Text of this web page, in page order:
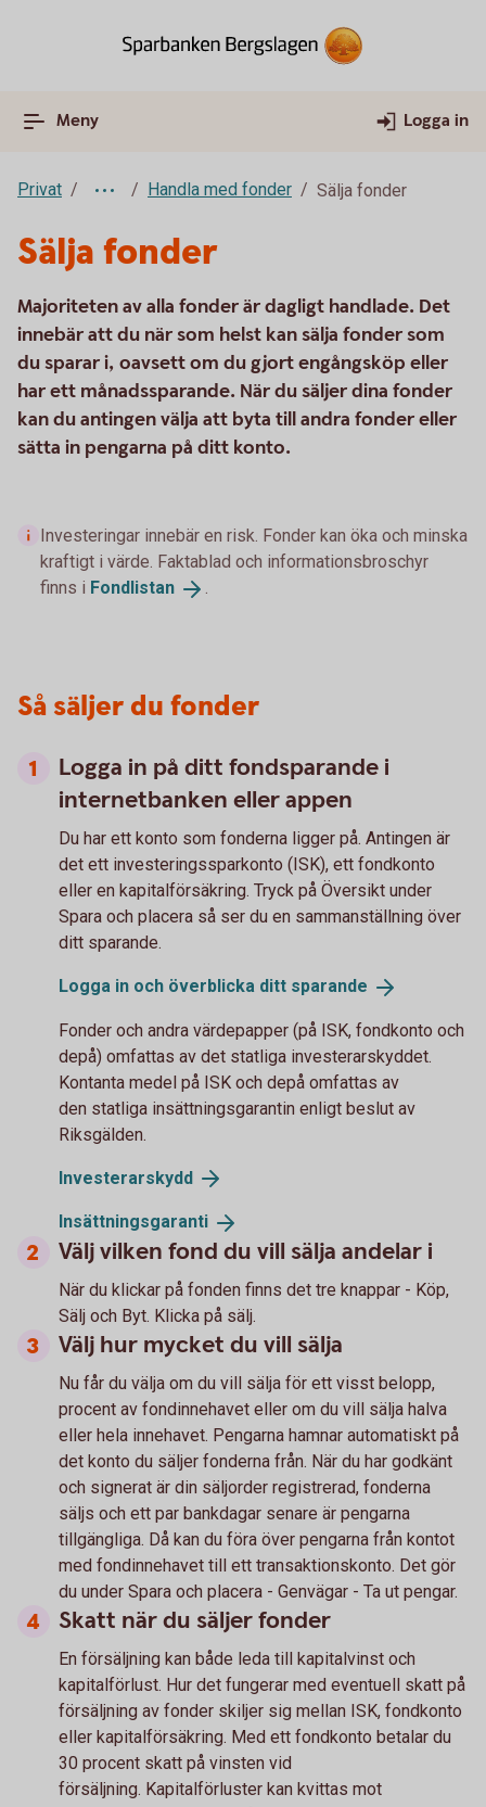
Meny Logga in
Privat Handla med fonder Sälja fonder
Sälja fonder
Majoriteten av alla fonder är dagligt handlade. Det
innebär att du när som helst kan sälja fonder som
du sparar i, oavsett om du gjort engångsköp eller
har ett månadssparande. När du säljer dina fonder
kan du antingen välja att byta till andra fonder eller
sätta in pengarna på ditt konto.
Investeringar innebär en risk. Fonder kan öka och minska
kraftigt i värde. Faktablad och informationsbroschyr
finns i Fondlistan .
Så säljer du fonder
Logga in på ditt fondsparande i
internetbanken eller appen
Du har ett konto som fonderna ligger på. Antingen är
det ett investeringssparkonto (ISK), ett fondkonto
eller en kapitalförsäkring. Tryck på Översikt under
Spara och placera så ser du en sammanställning över
ditt sparande.
Logga in och överblicka ditt sparande
Fonder och andra värdepapper (på ISK, fondkonto och
depå) omfattas av det statliga investerarskyddet.
Kontanta medel på ISK och depå omfattas av
den statliga insättningsgarantin enligt beslut av
Riksgälden.
Investerarskydd
Insättningsgaranti
Välj vilken fond du vill sälja andelar i
När du klickar på fonden finns det tre knappar - Köp,
Sälj och Byt. Klicka på sälj.
Välj hur mycket du vill sälja
Nu får du välja om du vill sälja för ett visst belopp,
procent av fondinnehavet eller om du vill sälja halva
eller hela innehavet. Pengarna hamnar automatiskt på
det konto du säljer fonderna från. När du har godkänt
och signerat är din säljorder registrerad, fonderna
säljs och ett par bankdagar senare är pengarna
tillgängliga. Då kan du föra över pengarna från kontot
med fondinnehavet till ett transaktionskonto. Det gör
du under Spara och placera - Genvägar - Ta ut pengar.
Skatt när du säljer fonder
En försäljning kan både leda till kapitalvinst och
kapitalförlust. Hur det fungerar med eventuell skatt på
försäljning av fonder skiljer sig mellan ISK, fondkonto
eller kapitalförsäkring. Med ett fondkonto betalar du
30 procent skatt på vinsten vid
försäljning. Kapitalförluster kan kvittas mot